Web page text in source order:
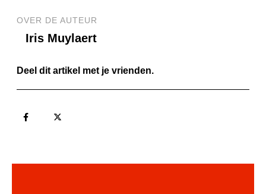
OVER DE AUTEUR
Iris Muylaert
Deel dit artikel met je vrienden.